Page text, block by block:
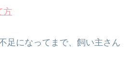
方
足になってまで、飼い主さん